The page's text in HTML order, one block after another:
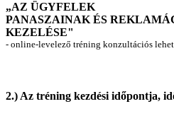
„AZ ÜGYFELEK
PANASZAINAK ÉS
KEZELÉSE"
- online-levelező tréning konzultációs
2.) Az tréning kezdési időpontja,